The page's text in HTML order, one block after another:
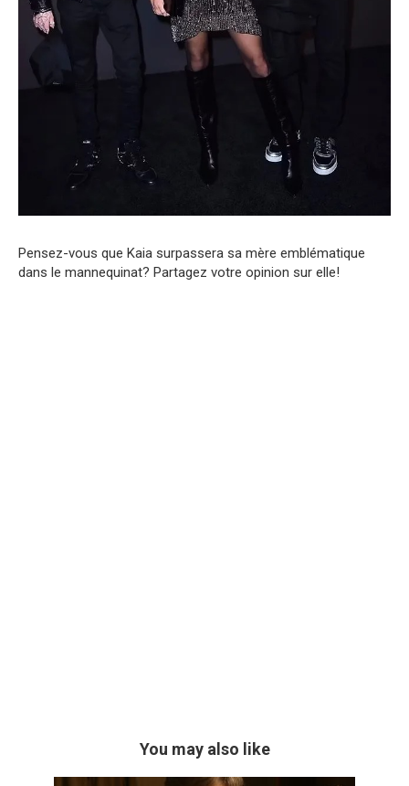
Pensez-vous que Kaia surpassera sa mère emblématique
dans le mannequinat? Partagez votre opinion sur elle!
You may also like